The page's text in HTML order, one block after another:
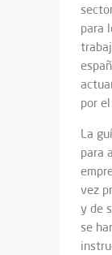
para
por
La
para
vez
y de
se